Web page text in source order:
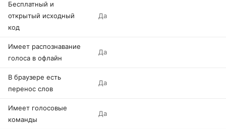
Бесплатный и
открытый исходный
код
Да
Имеет распознавание
голоса в офлайн
Да
В браузере есть
перенос слов
Да
Имеет голосовые
команды
Да